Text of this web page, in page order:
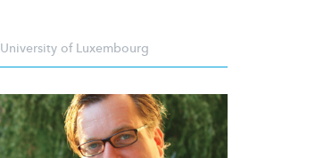
University of Luxembourg